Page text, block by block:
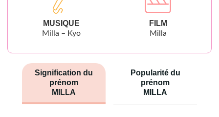
MUSIQUE
Milla – Kyo
FILM
Milla
Signification du
prénom
MILLA
Popularité du
prénom
MILLA